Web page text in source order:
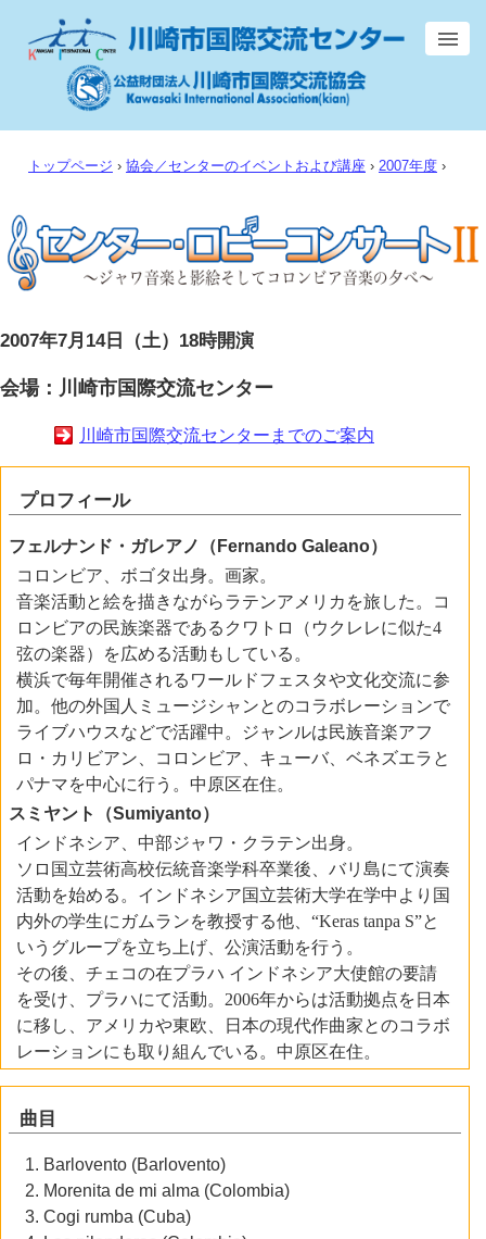
トップページ › 協会／センターのイベントおよび講座 › 2007年度 ›
2007年7月14日（土）18時開演
会場：川崎市国際交流センター
川崎市国際交流センターまでのご案内
プロフィール
フェルナンド・ガレアノ（Fernando Galeano）
コロンビア、ボゴタ出身。画家。
音楽活動と絵を描きながらラテンアメリカを旅した。コ
ロンビアの民族楽器であるクワトロ（ウクレレに似た4
弦の楽器）を広める活動もしている。
横浜で毎年開催されるワールドフェスタや文化交流に参
加。他の外国人ミュージシャンとのコラボレーションで
ライブハウスなどで活躍中。ジャンルは民族音楽アフ
ロ・カリビアン、コロンビア、キューバ、ベネズエラと
パナマを中心に行う。中原区在住。
スミヤント（Sumiyanto）
インドネシア、中部ジャワ・クラテン出身。
ソロ国立芸術高校伝統音楽学科卒業後、バリ島にて演奏
活動を始める。インドネシア国立芸術大学在学中より国
内外の学生にガムランを教授する他、“Keras tanpa S”と
いうグループを立ち上げ、公演活動を行う。
その後、チェコの在プラハ インドネシア大使館の要請
を受け、プラハにて活動。2006年からは活動拠点を日本
に移し、アメリカや東欧、日本の現代作曲家とのコラボ
レーションにも取り組んでいる。中原区在住。
曲目
Barlovento (Barlovento)
Morenita de mi alma (Colombia)
Cogi rumba (Cuba)